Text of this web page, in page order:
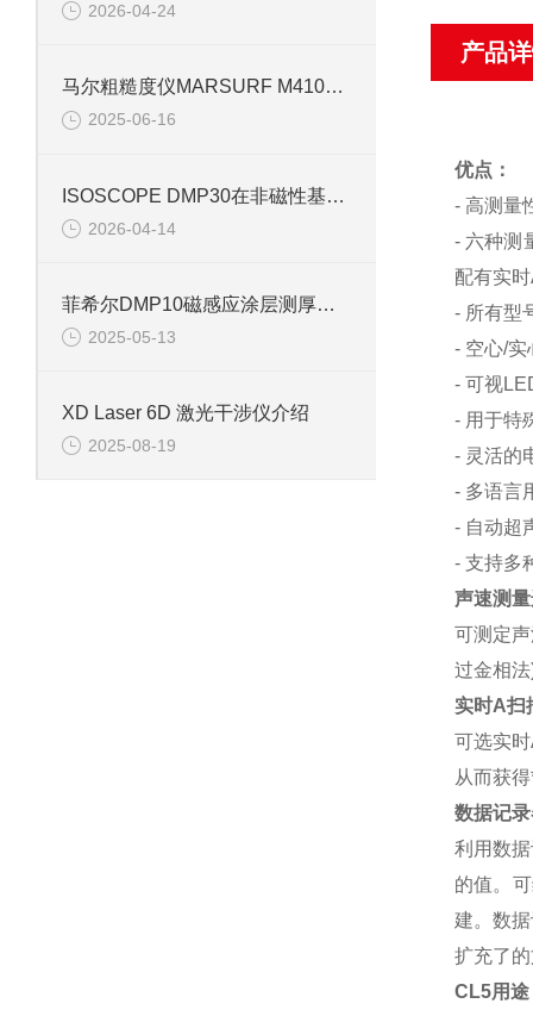
2026-04-24
马尔粗糙度仪MARSURF M410信息
2025-06-16
ISOSCOPE DMP30在非磁性基材涂层检测中的使用要点
2026-04-14
菲希尔DMP10磁感应涂层测厚仪检验信息
2025-05-13
XD Laser 6D 激光干涉仪介绍
2025-08-19
产品
优点：
- 高测量
- 六种测
配有实
- 所有型
- 空心/实
- 可视
- 用于特
- 灵活的
- 多语言
- 自动超
- 支持多
声速测
可测定
过金相
实时A扫
可选实
从而获
数据记
利用数
的值。
建。数
扩充了
CL5用途